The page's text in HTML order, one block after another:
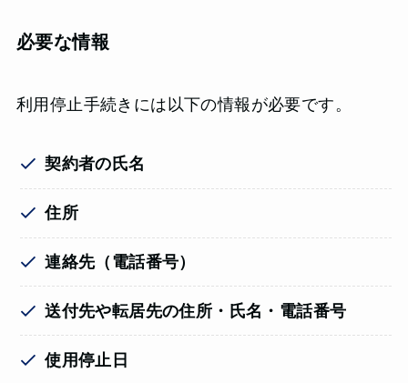
必要な情報
利用停止手続きには以下の情報が必要です。
契約者の氏名
住所
連絡先（電話番号）
送付先や転居先の住所・氏名・電話番号
使用停止日